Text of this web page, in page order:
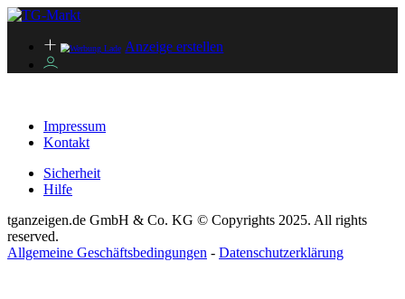
Anzeige erstellen
Impressum
Kontakt
Sicherheit
Hilfe
tganzeigen.de GmbH & Co. KG © Copyrights 2025. All rights
reserved.
Allgemeine Geschäftsbedingungen - Datenschutzerklärung